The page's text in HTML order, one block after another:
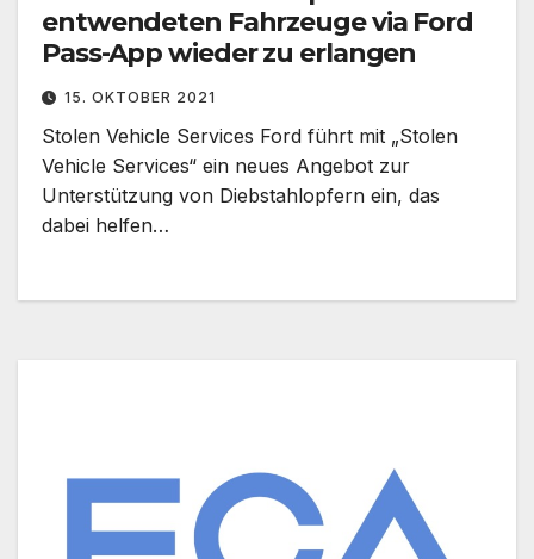
entwendeten Fahrzeuge via Ford
Pass-App wieder zu erlangen
15. OKTOBER 2021
Stolen Vehicle Services Ford führt mit „Stolen
Vehicle Services“ ein neues Angebot zur
Unterstützung von Diebstahlopfern ein, das
dabei helfen…